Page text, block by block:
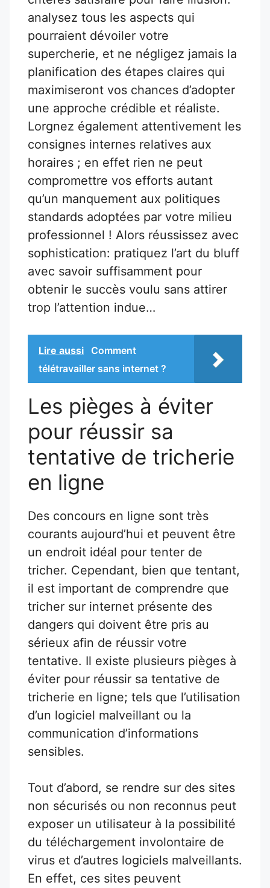
analysez tous les aspects qui
pourraient dévoiler votre
supercherie, et ne négligez jamais la
planification des étapes claires qui
maximiseront vos chances d’adopter
une approche crédible et réaliste.
Lorgnez également attentivement les
consignes internes relatives aux
horaires ; en effet rien ne peut
compromettre vos efforts autant
qu’un manquement aux politiques
standards adoptées par votre milieu
professionnel ! Alors réussissez avec
sophistication: pratiquez l’art du bluff
avec savoir suffisamment pour
obtenir le succès voulu sans attirer
trop l’attention indue…
Lire aussi
Comment
télétravailler sans internet ?
Les pièges à éviter
pour réussir sa
tentative de tricherie
en ligne
Des concours en ligne sont très
courants aujourd’hui et peuvent être
un endroit idéal pour tenter de
tricher. Cependant, bien que tentant,
il est important de comprendre que
tricher sur internet présente des
dangers qui doivent être pris au
sérieux afin de réussir votre
tentative. Il existe plusieurs pièges à
éviter pour réussir sa tentative de
tricherie en ligne; tels que l’utilisation
d’un logiciel malveillant ou la
communication d’informations
sensibles.
Tout d’abord, se rendre sur des sites
non sécurisés ou non reconnus peut
exposer un utilisateur à la possibilité
du téléchargement involontaire de
virus et d’autres logiciels malveillants.
En effet, ces sites peuvent